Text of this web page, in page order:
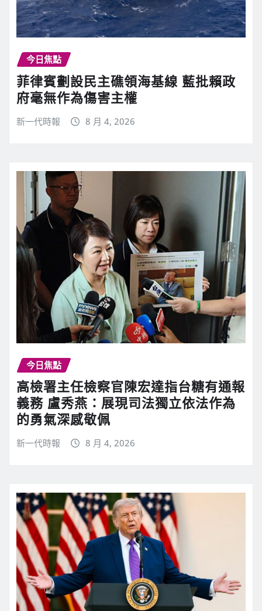
今日焦點
菲律賓劃設民主礁領海基線 藍批賴政
府毫無作為傷害主權
新一代時報 8 月 4, 2026
今日焦點
高檢署主任檢察官陳宏達指台糖有通報
義務 盧秀燕：展現司法獨立依法作為
的勇氣深感敬佩
新一代時報 8 月 4, 2026